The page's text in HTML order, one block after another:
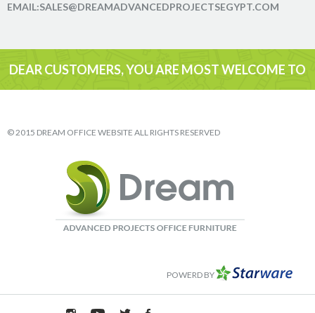
EMAIL:SALES@DREAMADVANCEDPROJECTSEGYPT.COM
DEAR CUSTOMERS, YOU ARE MOST WELCOME TO
© 2015 DREAM OFFICE WEBSITE ALL RIGHTS RESERVED
POWERD BY